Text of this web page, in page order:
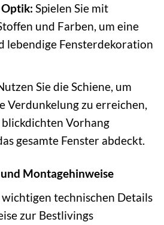
Spielen Sie mit
und Farben, um eine
lebendige Fensterdekoration
Sie die Schiene, um
Verdunkelung zu erreichen,
blickdichten Vorhang
gesamte Fenster abdeckt.
Montagehinweise
technischen Details
zur Bestlivings